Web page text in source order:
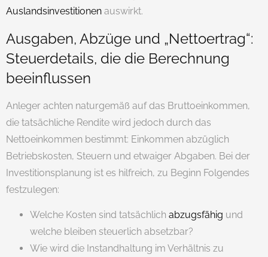
Auslandsinvestitionen auswirkt.
Ausgaben, Abzüge und „Nettoertrag“:
Steuerdetails, die die Berechnung
beeinflussen
Anleger achten naturgemäß auf das Bruttoeinkommen,
die tatsächliche Rendite wird jedoch durch das
Nettoeinkommen bestimmt: Einkommen abzüglich
Betriebskosten, Steuern und etwaiger Abgaben. Bei der
Investitionsplanung ist es hilfreich, zu Beginn Folgendes
festzulegen:
Welche Kosten sind tatsächlich abzugsfähig und
welche bleiben steuerlich absetzbar?
Wie wird die Instandhaltung im Verhältnis zu